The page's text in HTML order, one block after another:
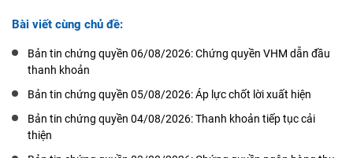
Bài viết cùng chủ đề:
Bản tin chứng quyền 06/08/2026: Chứng quyền VHM dẫn đầu
thanh khoản
Bản tin chứng quyền 05/08/2026: Áp lực chốt lời xuất hiện
Bản tin chứng quyền 04/08/2026: Thanh khoản tiếp tục cải
thiện